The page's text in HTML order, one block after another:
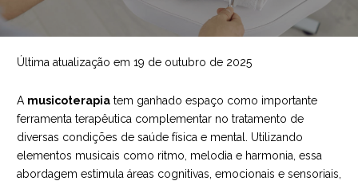
Última atualização em 19 de outubro de 2025
A musicoterapia tem ganhado espaço como importante
ferramenta terapêutica complementar no tratamento de
diversas condições de saúde física e mental. Utilizando
elementos musicais como ritmo, melodia e harmonia, essa
abordagem estimula áreas cognitivas, emocionais e sensoriais,